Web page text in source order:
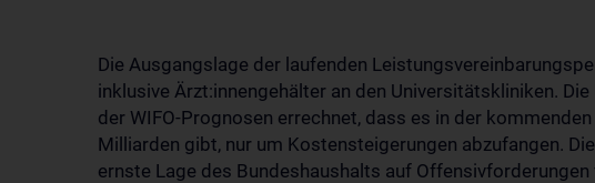
Die Ausgangslage der laufenden
inklusive Ärzt:innengehälter an den Universitätskliniken.
der WIFO-Prognosen errechnet, dass es in der
Milliarden gibt, nur um Kostensteigerungen abzufangen.
ernste Lage des Bundeshaushalts auf Offensivforderungen